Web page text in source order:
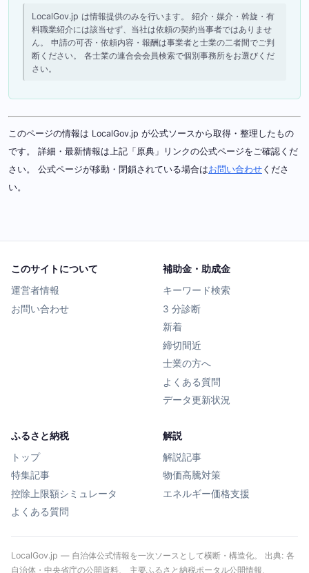
LocalGov.jp は情報提供のみを行います。 紹介・媒介・斡旋・有
料職業紹介には該当せず、当社は依頼の契約当事者ではありませ
ん。 申請の可否・依頼内容・報酬は事業者と士業の二者間でご判
断ください。 各士業の連合会会員検索で個別事務所をお選びくだ
さい。
このページの情報は LocalGov.jp が公式ソースから取得・整理したもの
です。 詳細・最新情報は上記「原典」リンクの公式ページをご確認くだ
さい。 公式ページが移動・閉鎖されている場合はお問い合わせ くださ
い。
このサイトについて
運営者情報
お問い合わせ
補助金・助成金
キーワード検索
3 分診断
新着
締切間近
士業の方へ
よくある質問
データ更新状況
ふるさと納税
トップ
特集記事
控除上限額シミュレータ
よくある質問
解説
解説記事
物価高騰対策
エネルギー価格支援
LocalGov.jp — 自治体公式情報を一次ソースとして横断・構造化。 出典: 各
自治体・中央省庁の公開資料、 主要ふるさと納税ポータル公開情報、